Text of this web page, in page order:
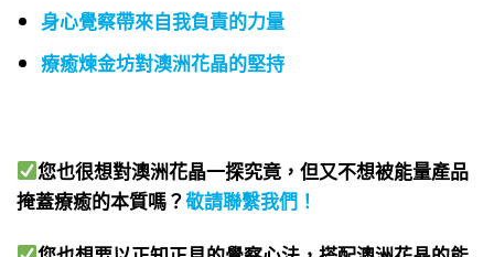
身心覺察帶來自我負責的力量
療癒煉金坊對澳洲花晶的堅持
您也很想對澳洲花晶一探究竟，但又不想被能量產品
掩蓋療癒的本質嗎？敬請聯繫我們 ！